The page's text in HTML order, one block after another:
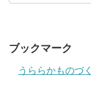
ブックマーク
うららかものづ